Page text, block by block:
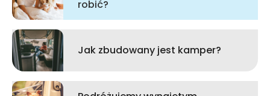
robić?
Jak zbudowany jest kamper?